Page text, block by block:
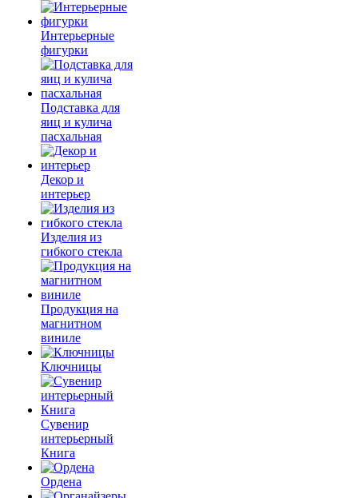
Интерьерные
фигурки
Подставка для
яиц и кулича
пасхальная
Декор и
интерьер
Изделия из
гибкого стекла
Продукция на
магнитном
виниле
Ключницы
Сувенир
интерьерный
Книга
Ордена